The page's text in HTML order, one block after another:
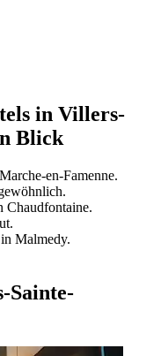
in Villers-
Blick
en-Famenne.
Malmedy.
Sainte-